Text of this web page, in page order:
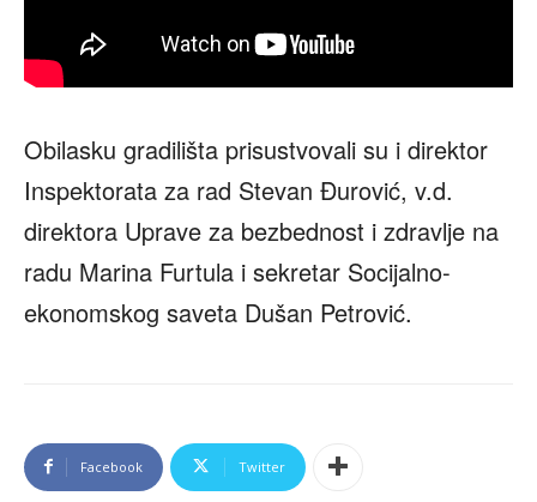
Obilasku gradilišta prisustvovali su i direktor
Inspektorata za rad Stevan Đurović, v.d.
direktora Uprave za bezbednost i zdravlje na
radu Marina Furtula i sekretar Socijalno-
ekonomskog saveta Dušan Petrović.
Facebook Twitter